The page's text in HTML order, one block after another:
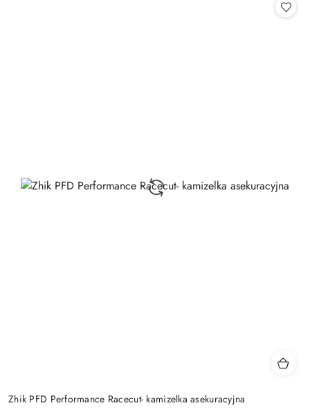
Zhik PFD Performance Racecut- kamizelka asekuracyjna